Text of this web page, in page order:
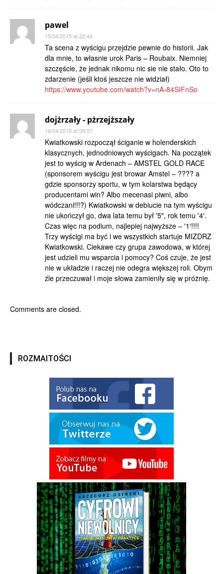
pawel
15/04/2015 at 22:44
Ta scena z wyścigu przejdzie pewnie do historii. Jak
dla mnie, to własnie urok Paris – Roubaix. Niemniej
szczęście, że jednak nikomu nic sie nie stało. Oto to
zdarzenie (jeśli ktoś jeszcze nie widział)
https://www.youtube.com/watch?v=nA-84SIFnSo
dojżrzały - pżrzejższały
16/04/2015 at 09:57
Kwiatkowski rozpoczął ściganie w holenderskich
klasycznych, jednodniowych wyścigach. Na początek
jest to wyścig w Ardenach – AMSTEL GOLD RACE
(sponsorem wyścigu jest browar Amstel – ???? a
gdzie sponsorzy sportu, w tym kolarstwa będący
producentami win? Albo mecenasi piwni, albo
wódczani!!!?) Kwiatkowski w debiucie na tym wyścigu
nie ukończył go, dwa lata temu był '5″, rok temu '4′.
Czas więc na podium, najlepiej najwyższe – '1′!!!!
Trzy wyścigi ma być i we wszystkich startuje MIZDRZ
Kwiatkowski. Ciekawe czy grupa zawodowa, w której
jest udzieli mu wsparcia i pomocy? Coś czuje, że jest
nie w układzie i raczej nie odegra większej roli. Obym
źle przeczuwał i moje słowa zamieniły się w próżnię.
Comments are closed.
ROZMAITOŚCI